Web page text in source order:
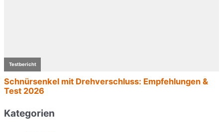
Kategorien